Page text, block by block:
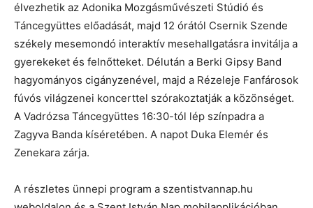
élvezhetik az Adonika Mozgásművészeti Stúdió és
Táncegyüttes előadását, majd 12 órától Csernik Szende
székely mesemondó interaktív mesehallgatásra invitálja a
gyerekeket és felnőtteket. Délután a Berki Gipsy Band
hagyományos cigányzenével, majd a Rézeleje Fanfárosok
fúvós világzenei koncerttel szórakoztatják a közönséget.
A Vadrózsa Táncegyüttes 16:30-tól lép színpadra a
Zagyva Banda kíséretében. A napot Duka Elemér és
Zenekara zárja.
A részletes ünnepi program a szentistvannap.hu